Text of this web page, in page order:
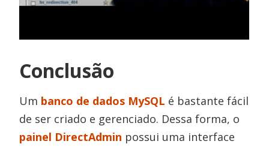
Conclusão
Um banco de dados MySQL é bastante fácil
de ser criado e gerenciado. Dessa forma, o
painel DirectAdmin possui uma interface